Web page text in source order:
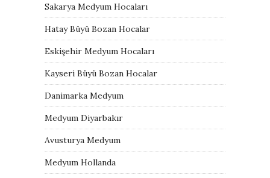
Sakarya Medyum Hocaları
Hatay Büyü Bozan Hocalar
Eskişehir Medyum Hocaları
Kayseri Büyü Bozan Hocalar
Danimarka Medyum
Medyum Diyarbakır
Avusturya Medyum
Medyum Hollanda